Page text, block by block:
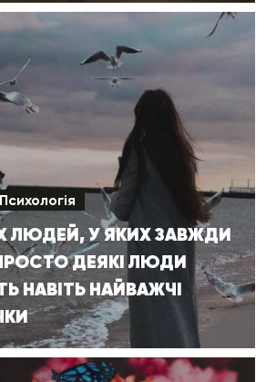
Психологія
ЛЮДЕЙ, У ЯКИХ ЗАВЖДИ
ДЕЯКІ ЛЮДИ
НАВІТЬ НАЙВАЖЧІ